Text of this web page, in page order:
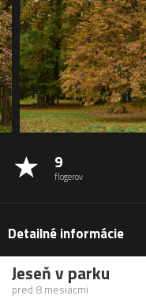
9
flogerov
Detailné informácie
Jeseň v parku
pred 8 mesiacmi